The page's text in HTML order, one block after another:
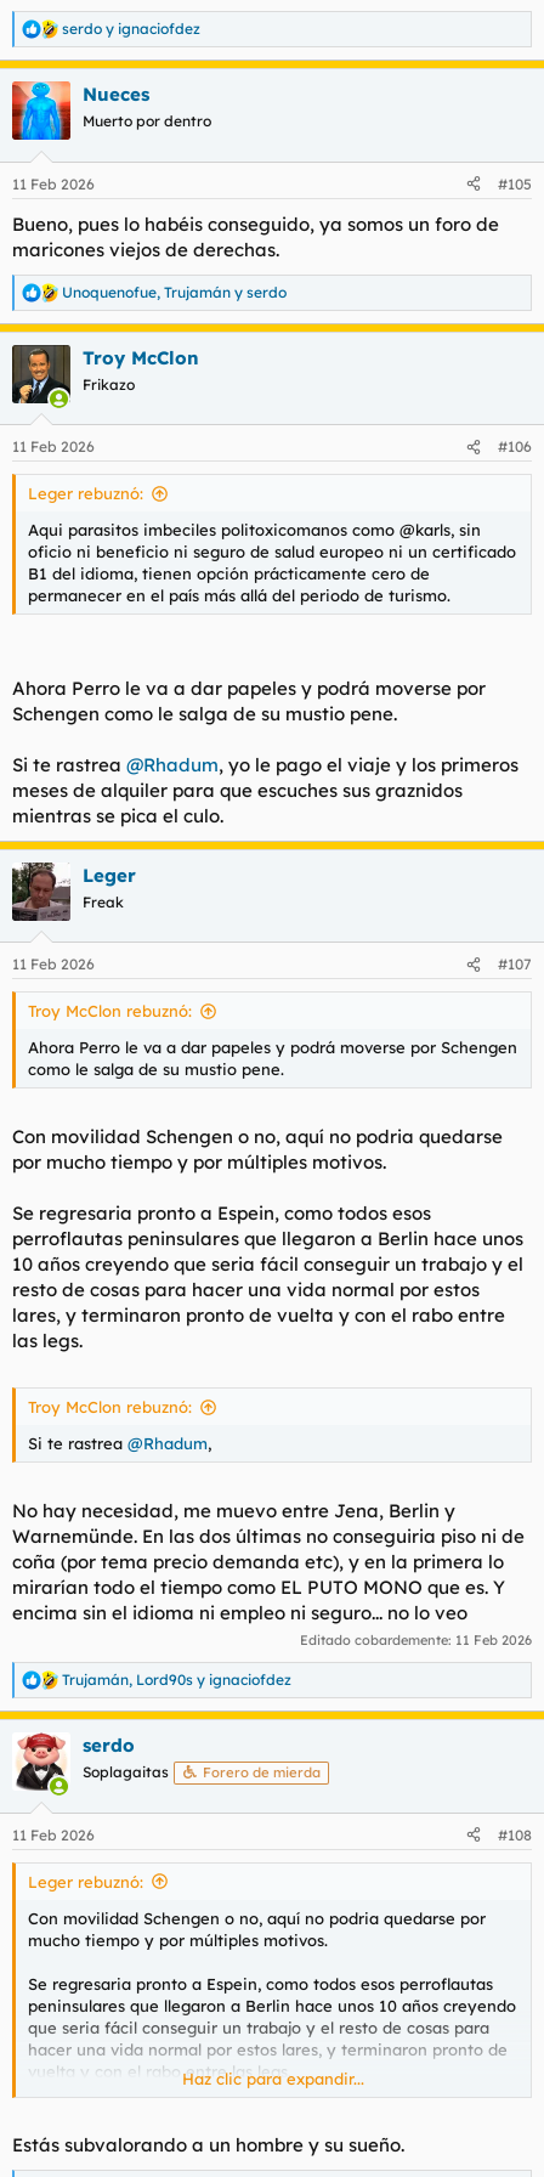
R
e
a
c
c
i
e
:
serdo y ignaciofdez
Nueces
Muerto por dentro
11 Feb 2026 #105
Bueno, pues lo habéis conseguido, ya somos un foro de
maricones viejos de derechas.
R
e
a
c
i
e
s
Unoquenofue, Trujamán y serdo
Troy McClon
Frikazo
11 Feb 2026 #106
Leger rebuznó:
Aqui parasitos imbeciles politoxicomanos como @karls, sin
oficio ni beneficio ni seguro de salud europeo ni un certificado
B1 del idioma, tienen opción prácticamente cero de
permanecer en el país más allá del periodo de turismo.
Ahora Perro le va a dar papeles y podrá moverse por
Schengen como le salga de su mustio pene.
Si te rastrea @Rhadum, yo le pago el viaje y los primeros
meses de alquiler para que escuches sus graznidos
mientras se pica el culo.
Leger
Freak
11 Feb 2026 #107
Troy McClon rebuznó:
Ahora Perro le va a dar papeles y podrá moverse por Schengen
como le salga de su mustio pene.
Con movilidad Schengen o no, aquí no podria quedarse
por mucho tiempo y por múltiples motivos.
Se regresaria pronto a Espein, como todos esos
perroflautas peninsulares que llegaron a Berlin hace unos
10 años creyendo que seria fácil conseguir un trabajo y el
resto de cosas para hacer una vida normal por estos
lares, y terminaron pronto de vuelta y con el rabo entre
las legs.
Troy McClon rebuznó:
Si te rastrea @Rhadum,
No hay necesidad, me muevo entre Jena, Berlin y
Warnemünde. En las dos últimas no conseguiria piso ni de
coña (por tema precio demanda etc), y en la primera lo
mirarían todo el tiempo como EL PUTO MONO que es. Y
encima sin el idioma ni empleo ni seguro... no lo veo
Editado cobardemente: 11 Feb 2026
R
e
a
c
c
i
e
s
Trujamán, Lord90s y ignaciofdez
serdo
Soplagaitas Forero de mierda
11 Feb 2026 #108
Leger rebuznó:
Con movilidad Schengen o no, aquí no podria quedarse por
mucho tiempo y por múltiples motivos.
Se regresaria pronto a Espein, como todos esos perroflautas
peninsulares que llegaron a Berlin hace unos 10 años creyendo
que seria fácil conseguir un trabajo y el resto de cosas para
hacer una vida normal por estos lares, y terminaron pronto de
vuelta y con el rabo entre las legs.
No hay necesidad, me muevo entre Jena, Berlin y
Haz clic para expandir...
Estás subvalorando a un hombre y su sueño.